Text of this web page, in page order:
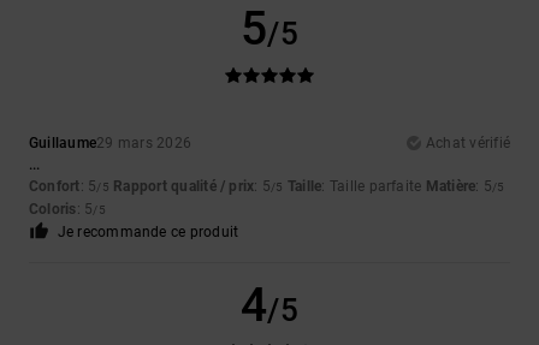
5/5
Guillaume29 mars 2026
Achat vérifié
...
Confort: 5/5 Rapport qualité / prix: 5/5 Taille: Taille parfaite Matière: 5/5
Coloris: 5/5
Je recommande ce produit
4/5